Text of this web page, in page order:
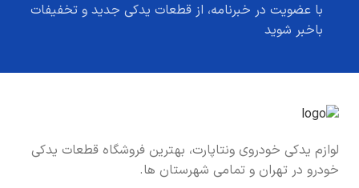
با عضویت در خبرنامه، از قطعات یدکی جدید و تخفیفات
باخبر شوید
لوازم یدکی خودروی ونتاپارت، بهترین فروشگاه قطعات یدکی
خودرو در تهران و تمامی شهرستان ها.